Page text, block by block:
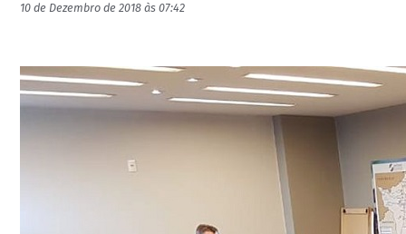
10 de Dezembro de 2018 às 07:42